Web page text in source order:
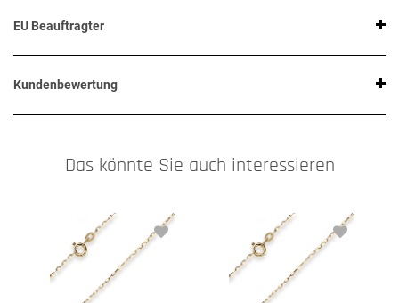
EU Beauftragter
Kundenbewertung
Das könnte Sie auch interessieren